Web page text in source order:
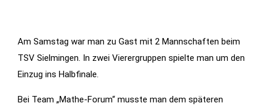
Am Samstag war man zu Gast mit 2 Mannschaften beim
TSV Sielmingen. In zwei Vierergruppen spielte man um den
Einzug ins Halbfinale.
Bei Team „Mathe-Forum“ musste man dem späteren
Notwendig